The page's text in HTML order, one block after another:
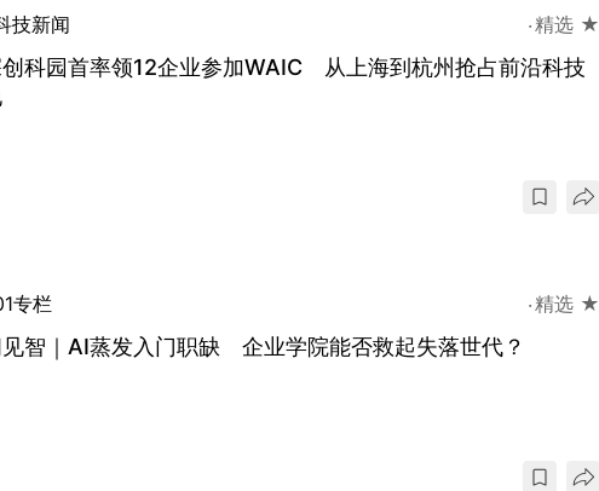
技新闻 精选 ★
科园首率领12企业参加WAIC 从上海到杭州抢占前沿科技
专栏 精选 ★
智｜AI蒸发入门职缺 企业学院能否救起失落世代？